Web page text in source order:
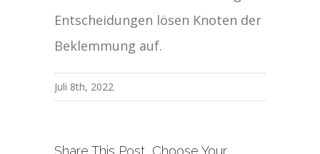
Entscheidungen lösen Knoten der
Beklemmung auf.
Juli 8th, 2022